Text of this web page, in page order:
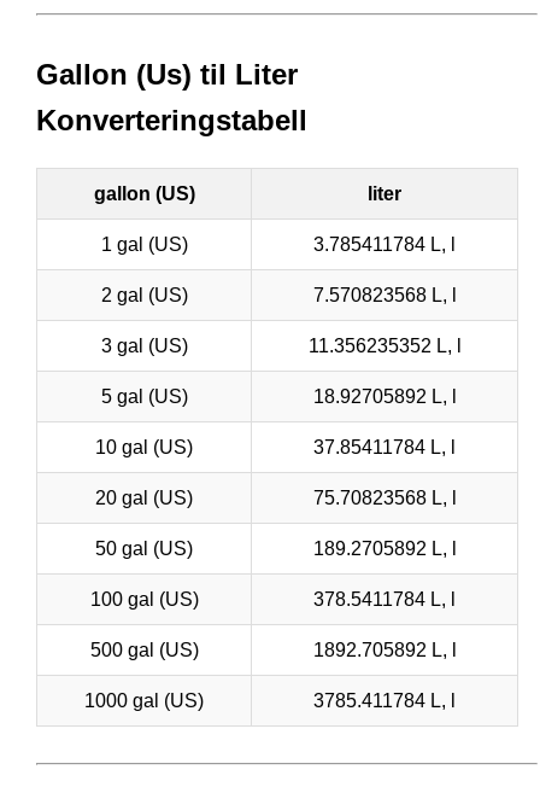
Gallon (Us) til Liter
Konverteringstabell
gallon (US) liter
1 gal (US) 3.785411784 L, l
2 gal (US) 7.570823568 L, l
3 gal (US) 11.356235352 L, l
5 gal (US) 18.92705892 L, l
10 gal (US) 37.85411784 L, l
20 gal (US) 75.70823568 L, l
50 gal (US) 189.2705892 L, l
100 gal (US) 378.5411784 L, l
500 gal (US) 1892.705892 L, l
1000 gal (US) 3785.411784 L, l